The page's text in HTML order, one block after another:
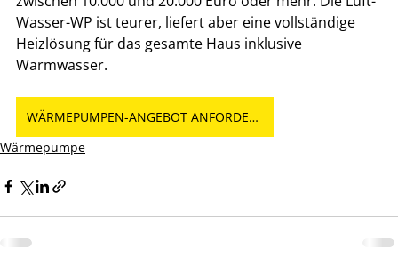
Wasser-WP ist teurer, liefert aber eine vollständige
Heizlösung für das gesamte Haus inklusive
Warmwasser.
WÄRMEPUMPEN-ANGEBOT ANFORDERN
Wärmepumpe